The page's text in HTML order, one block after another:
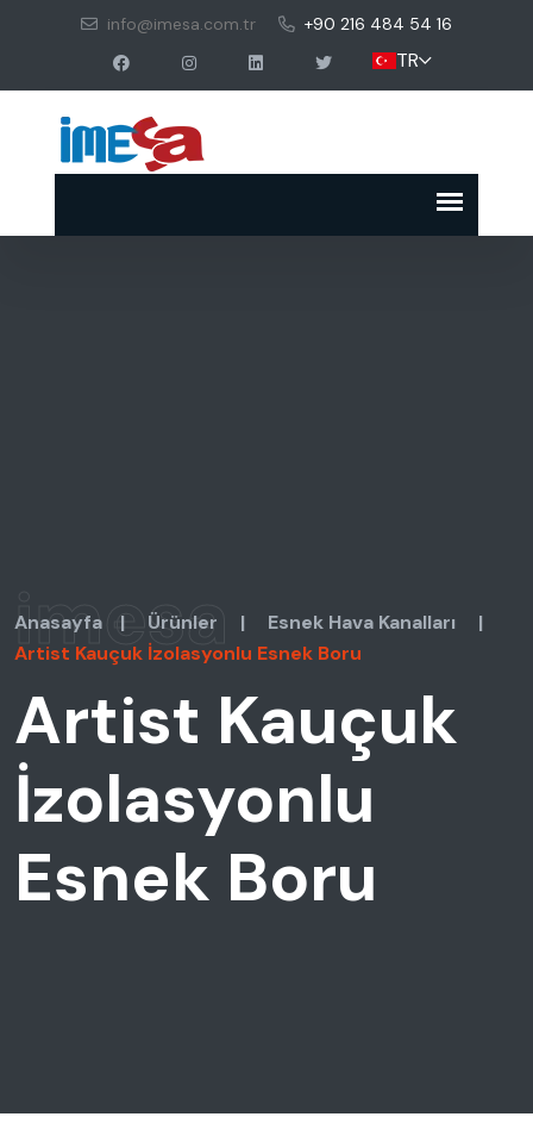
info@imesa.com.tr +90 216 484 54 16
TR
imesa
Anasayfa | Ürünler | Esnek Hava Kanalları
|
Artist Kauçuk İzolasyonlu Esnek Boru
Artist Kauçuk
İzolasyonlu
Esnek Boru